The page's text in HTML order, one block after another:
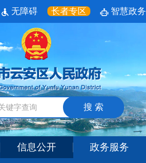
无障碍 长者专区 智慧政务
搜 索
信息公开 政务服务